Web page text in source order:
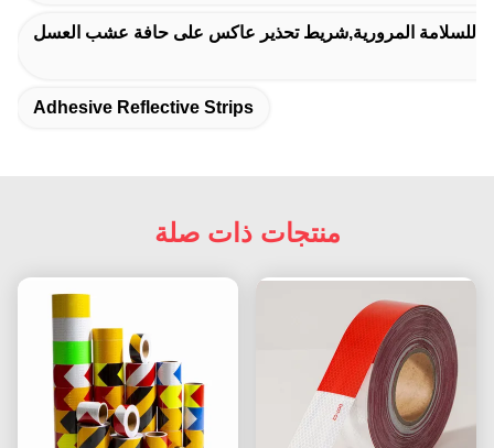
للسلامة المرورية,شريط تحذير عاكس على حافة عشب العسل
Adhesive Reflective Strips
منتجات ذات صلة